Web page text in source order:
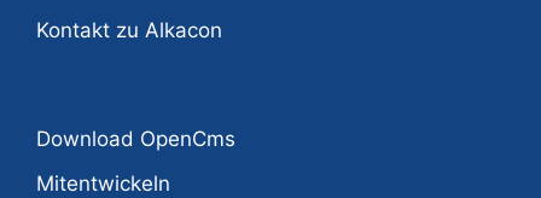
Kontakt zu Alkacon
Download OpenCms
Mitentwickeln